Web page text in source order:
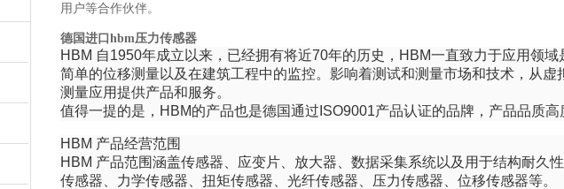
用户等合作伙伴。
德国进口hbm压力传感器
HBM 自1950年成立以来，已经拥有将近70年的历史，HBM一直致力于应用领
简单的位移测量以及在建筑工程中的监控。影响着测试和测量市场和技术，从
测量应用提供产品和服务。
值得一提的是，HBM的产品也是德国通过ISO9001产品认证的品牌，产品品质高
HBM 产品经营范围
HBM 产品范围涵盖传感器、应变片、放大器、数据采集系统以及用于结构耐久
传感器、力学传感器、扭矩传感器、光纤传感器、压力传感器、位移传感器等。